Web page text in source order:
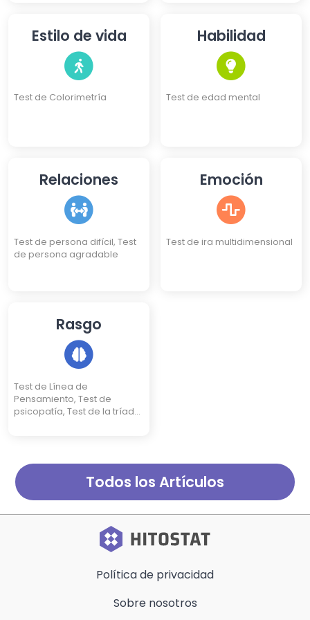
Test de 3 Identidades, Test
de Eneagrama
Estilo de vida
Test de Colorimetría
Habilidad
Test de edad mental
Relaciones
Test de persona difícil, Test
de persona agradable
Emoción
Test de ira multidimensional
Rasgo
Test de Línea de
Pensamiento, Test de
psicopatía, Test de la tríada
Todos los Artículos
Política de privacidad
Sobre nosotros